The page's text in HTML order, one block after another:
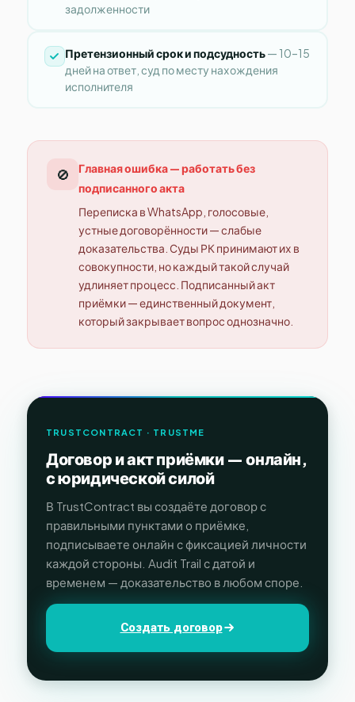
задолженности
Претензионный срок и подсудность— 10–15
дней на ответ, суд по месту нахождения
исполнителя
🚫
Главная ошибка — работать без
подписанного акта
Переписка в WhatsApp, голосовые,
устные договорённости — слабые
доказательства. Суды РК принимают их в
совокупности, но каждый такой случай
удлиняет процесс. Подписанный акт
приёмки — единственный документ,
который закрывает вопрос однозначно.
TRUSTCONTRACT · TRUSTME
Договор и акт приёмки — онлайн,
с юридической силой
В TrustContract вы создаёте договор с
правильными пунктами о приёмке,
подписываете онлайн с фиксацией личности
каждой стороны. Audit Trail с датой и
временем — доказательство в любом споре.
Создать договор